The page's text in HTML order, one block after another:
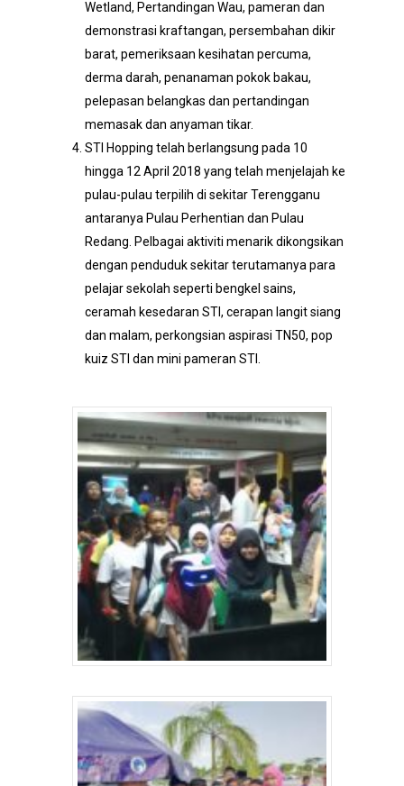
Wetland, Pertandingan Wau, pameran dan
demonstrasi kraftangan, persembahan dikir
barat, pemeriksaan kesihatan percuma,
derma darah, penanaman pokok bakau,
pelepasan belangkas dan pertandingan
memasak dan anyaman tikar.
STI Hopping telah berlangsung pada 10
hingga 12 April 2018 yang telah menjelajah ke
pulau-pulau terpilih di sekitar Terengganu
antaranya Pulau Perhentian dan Pulau
Redang. Pelbagai aktiviti menarik dikongsikan
dengan penduduk sekitar terutamanya para
pelajar sekolah seperti bengkel sains,
ceramah kesedaran STI, cerapan langit siang
dan malam, perkongsian aspirasi TN50, pop
kuiz STI dan mini pameran STI.